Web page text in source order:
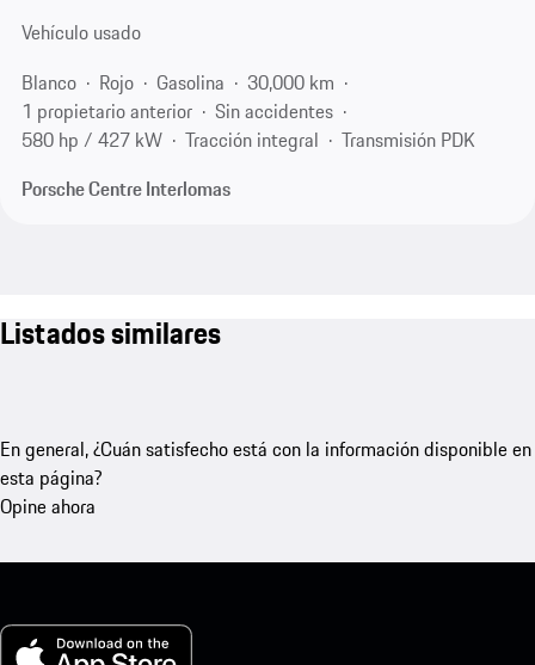
Vehículo usado
Blanco
Rojo Gasolina
30,000 km
1 propietario anterior
Sin accidentes
580 hp / 427 kW
Tracción integral
Transmisión PDK
Porsche Centre Interlomas
Listados similares
En general, ¿Cuán satisfecho está con la información disponible en
esta página?
Opine ahora